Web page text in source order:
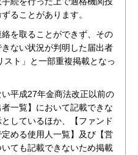
ることがあります。
を取ることができず、その
ない状況が判明した届出者
スト」と一部重複掲載となっ
平成27年金商法改正以前の
一覧】において記載できな
しているほか、【ファンド
める使用人一覧】及び【営
ても記載できないため掲載